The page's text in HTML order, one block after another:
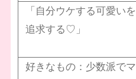
「自分ウケする可愛いを
追求する♡」
好きなもの：少数派でマ